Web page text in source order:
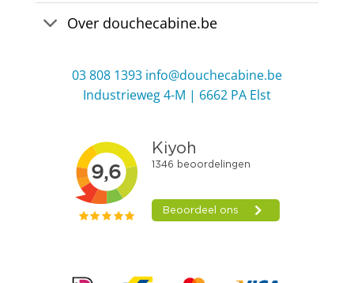
Over douchecabine.be
03 808 1393 info@douchecabine.be
Industrieweg 4-M | 6662 PA Elst